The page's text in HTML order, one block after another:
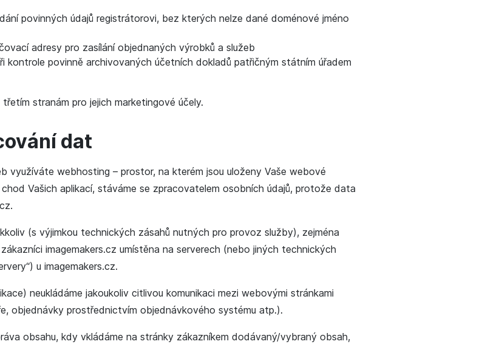
povinných údajů registrátorovi, bez kterých nelze dané doménové jméno
adresy pro zasílání objednaných výrobků a služeb
kontrole povinně archivovaných účetních dokladů patřičným státním úřadem
stranám pro jejich marketingové účely.
dat
využíváte webhosting – prostor, na kterém jsou uloženy Vaše webové
Vašich aplikací, stáváme se zpracovatelem osobních údajů, protože data
(s výjimkou technických zásahů nutných pro provoz služby), zejména
imagemakers.cz umístěna na serverech (nebo jiných technických
u imagemakers.cz.
neukládáme jakoukoliv citlivou komunikaci mezi webovými stránkami
objednávky prostřednictvím objednávkového systému atp.).
obsahu, kdy vkládáme na stránky zákazníkem dodávaný/vybraný obsah,